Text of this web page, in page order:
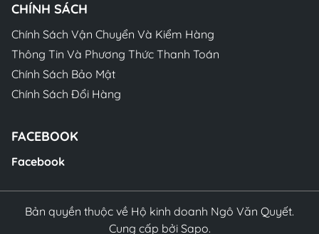
CHÍNH SÁCH
Chính Sách Vận Chuyển Và Kiểm Hàng
Thông Tin Và Phương Thức Thanh Toán
Chính Sách Bảo Mật
Chính Sách Đổi Hàng
FACEBOOK
Facebook
Bản quyền thuộc về Hộ kinh doanh Ngô Văn Quyết.
Cung cấp bởi Sapo.